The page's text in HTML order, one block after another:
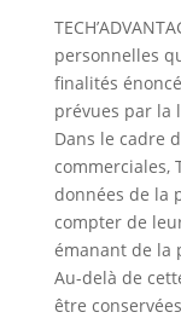
personnelles
finalités
prévues par la
Dans le cadre
commerciales,
données de la
compter de
émanant de la
Au-delà de
être